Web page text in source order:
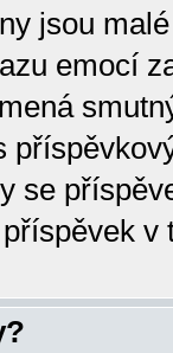
jsou
emocí
se
v